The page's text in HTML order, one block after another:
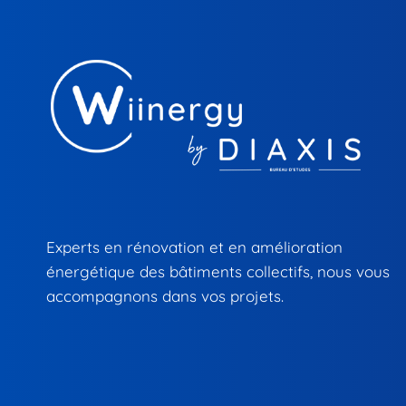
Experts en rénovation et en amélioration
énergétique des bâtiments collectifs, nous vous
accompagnons dans vos projets.